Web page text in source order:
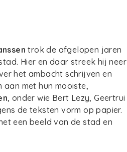
trok de afgelopen jaren
Hier en daar streek hij neer
het ambacht schrijven en
aan met hun mooiste,
, onder wie Bert Lezy, Geertrui
de teksten vorm op papier.
een beeld van de stad en